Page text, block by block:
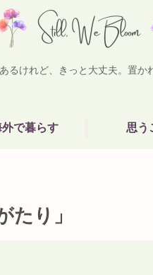
けれど、きっと大丈夫。置か
外で暮らす 思う
り」